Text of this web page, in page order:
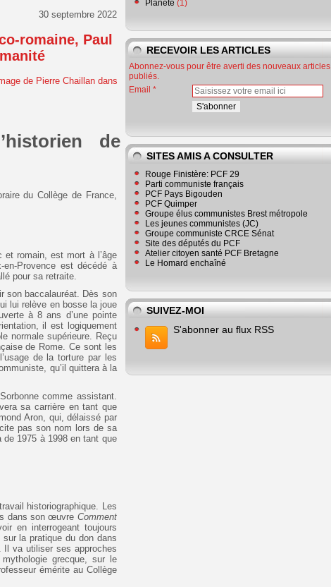
30 septembre 2022
romaine, Paul
de
du Collège de France,
et romain, est mort à l’âge
Provence est décédé à
pour sa retraite.
son baccalauréat. Dès son
lui relève en bosse la joue
à 8 ans d’une pointe
il est logiquement
normale supérieure. Reçu
de Rome. Ce sont les
de la torture par les
qu’il quittera à la
comme assistant.
sa carrière en tant que
Aron, qui, délaissé par
pas son nom lors de sa
de 1975 à 1998 en tant que
historiographique. Les
dans son œuvre Comment
en interrogeant toujours
la pratique du don dans
Il va utiliser ses approches
grecque, sur le
émérite au Collège
Planète (1)
RECEVOIR LES ARTICLES
Abonnez-vous pour être averti des nouveaux articles
publiés.
Email
SITES AMIS A CONSULTER
Rouge Finistère: PCF 29
Parti communiste français
PCF Pays Bigouden
PCF Quimper
Groupe élus communistes Brest métropole
Les jeunes communistes (JC)
Groupe communiste CRCE Sénat
Site des députés du PCF
Atelier citoyen santé PCF Bretagne
Le Homard enchaîné
SUIVEZ-MOI
S'abonner au flux RSS